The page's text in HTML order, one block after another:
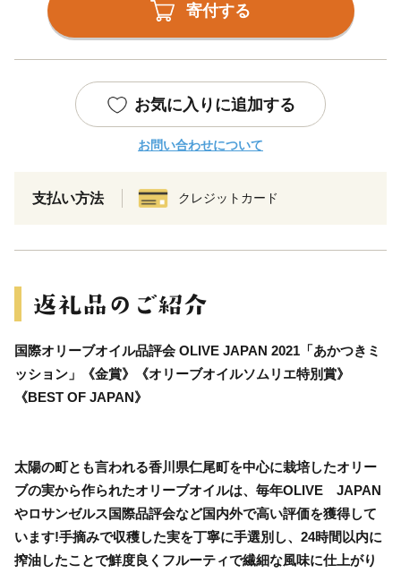
寄付する
お気に入りに追加する
お問い合わせについて
支払い方法 クレジットカード
国際オリーブオイル品評会 OLIVE JAPAN 2021「あかつきミ
ッション」《金賞》《オリーブオイルソムリエ特別賞》
《BEST OF JAPAN》
太陽の町とも言われる香川県仁尾町を中心に栽培したオリー
ブの実から作られたオリーブオイルは、毎年OLIVE JAPAN
やロサンゼルス国際品評会など国内外で高い評価を獲得して
います!手摘みで収穫した実を丁寧に手選別し、24時間以内に
搾油したことで鮮度良くフルーティで繊細な風味に仕上がり